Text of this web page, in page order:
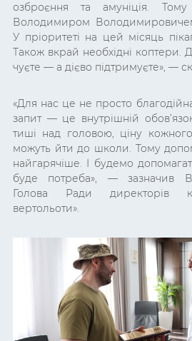
озброєння та амуніція.
Володимиром
У пріоритеті на цей місяць
Також вкрай необхідні коптери.
чуєте — а дієво підтримуєте», —
«Для нас це не просто
запит — це внутрішній
тиші над головою, ціну
можуть йти до школи. Тому
найгарячіше. І будемо
буде потреба», — зазначив
Голова Ради директорів
вертольоти».